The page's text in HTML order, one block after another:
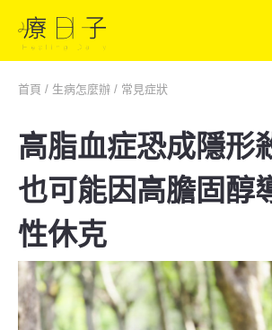
首頁 / 生病怎麼辦 / 常見症狀
高脂血症恐成隱形
也可能因高膽固醇
性休克